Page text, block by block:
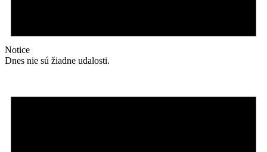
Notice
Dnes nie sú žiadne udalosti.